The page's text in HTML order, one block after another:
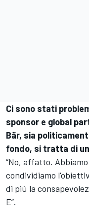
Ci sono stati
sponsor e global
Bär, sia
fondo, si tratta di
“No, affatto.
condividiamo
di più la
E”.